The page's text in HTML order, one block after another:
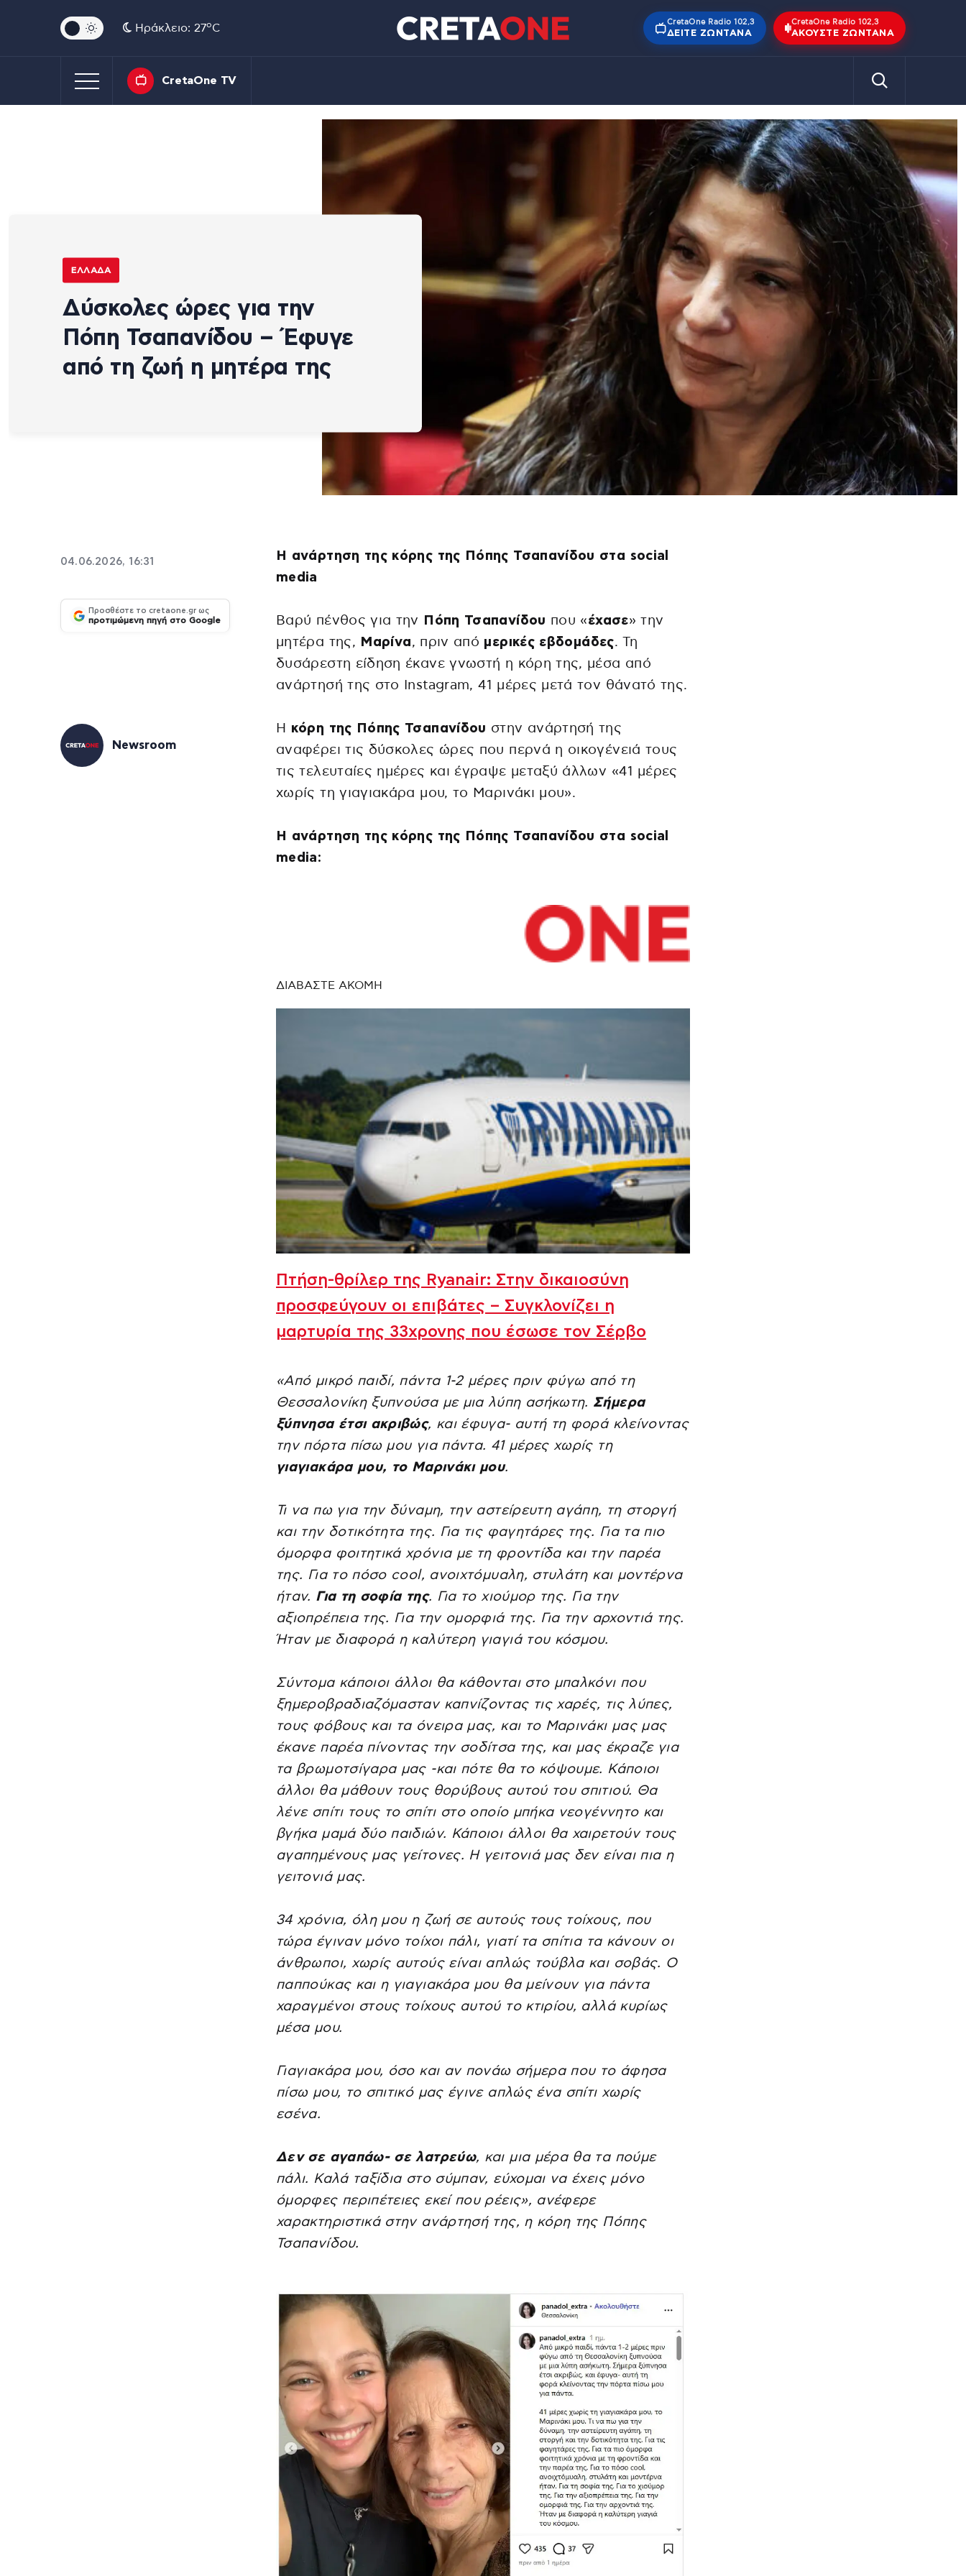
Ηράκλειο: 27oC
CretaOne Radio 102,3
ΔΕΊΤΕ ΖΩΝΤΑΝΆ
CretaOne Radio 102,3
ΑΚΟΎΣΤΕ ΖΩΝΤΑΝΆ
CretaOne TV
ΕΛΛΆΔΑ
Δύσκολες ώρες για την
Πόπη Τσαπανίδου – Έφυγε
από τη ζωή η μητέρα της
04.06.2026, 16:31
Προσθέστε το cretaone.gr ως
προτιμώμενη πηγή στο Google
Newsroom
Η ανάρτηση της κόρης της Πόπης Τσαπανίδου στα social
media
Βαρύ πένθος για την Πόπη Τσαπανίδου που «έχασε» την
μητέρα της, Μαρίνα, πριν από μερικές εβδομάδες. Τη
δυσάρεστη είδηση έκανε γνωστή η κόρη της, μέσα από
ανάρτησή της στο Instagram, 41 μέρες μετά τον θάνατό της.
H κόρη της Πόπης Τσαπανίδου στην ανάρτησή της
αναφέρει τις δύσκολες ώρες που περνά η οικογένειά τους
τις τελευταίες ημέρες και έγραψε μεταξύ άλλων «41 μέρες
χωρίς τη γιαγιακάρα μου, το Μαρινάκι μου».
Η ανάρτηση της κόρης της Πόπης Τσαπανίδου στα social
media:
ΔΙΑΒΑΣΤΕ ΑΚΟΜΗ
Πτήση-θρίλερ της Ryanair: Στην δικαιοσύνη
προσφεύγουν οι επιβάτες – Συγκλονίζει η
μαρτυρία της 33χρονης που έσωσε τον Σέρβο
«Από μικρό παιδί, πάντα 1-2 μέρες πριν φύγω από τη
Θεσσαλονίκη ξυπνούσα με μια λύπη ασήκωτη. Σήμερα
ξύπνησα έτσι ακριβώς, και έφυγα- αυτή τη φορά κλείνοντας
την πόρτα πίσω μου για πάντα. 41 μέρες χωρίς τη
γιαγιακάρα μου, το Μαρινάκι μου.
Τι να πω για την δύναμη, την αστείρευτη αγάπη, τη στοργή
και την δοτικότητα της. Για τις φαγητάρες της. Για τα πιο
όμορφα φοιτητικά χρόνια με τη φροντίδα και την παρέα
της. Για το πόσο cool, ανοιχτόμυαλη, στυλάτη και μοντέρνα
ήταν. Για τη σοφία της. Για το χιούμορ της. Για την
αξιοπρέπεια της. Για την ομορφιά της. Για την αρχοντιά της.
Ήταν με διαφορά η καλύτερη γιαγιά του κόσμου.
Σύντομα κάποιοι άλλοι θα κάθονται στο μπαλκόνι που
ξημεροβραδιαζόμασταν καπνίζοντας τις χαρές, τις λύπες,
τους φόβους και τα όνειρα μας, και το Μαρινάκι μας μας
έκανε παρέα πίνοντας την σοδίτσα της, και μας έκραζε για
τα βρωμοτσίγαρα μας -και πότε θα το κόψουμε. Κάποιοι
άλλοι θα μάθουν τους θορύβους αυτού του σπιτιού. Θα
λένε σπίτι τους το σπίτι στο οποίο μπήκα νεογέννητο και
βγήκα μαμά δύο παιδιών. Κάποιοι άλλοι θα χαιρετούν τους
αγαπημένους μας γείτονες. Η γειτονιά μας δεν είναι πια η
γειτονιά μας.
34 χρόνια, όλη μου η ζωή σε αυτούς τους τοίχους, που
τώρα έγιναν μόνο τοίχοι πάλι, γιατί τα σπίτια τα κάνουν οι
άνθρωποι, χωρίς αυτούς είναι απλώς τούβλα και σοβάς. Ο
παππούκας και η γιαγιακάρα μου θα μείνουν για πάντα
χαραγμένοι στους τοίχους αυτού το κτιρίου, αλλά κυρίως
μέσα μου.
Γιαγιακάρα μου, όσο και αν πονάω σήμερα που το άφησα
πίσω μου, το σπιτικό μας έγινε απλώς ένα σπίτι χωρίς
εσένα.
Δεν σε αγαπάω- σε λατρεύω, και μια μέρα θα τα πούμε
πάλι. Καλά ταξίδια στο σύμπαν, εύχομαι να έχεις μόνο
όμορφες περιπέτειες εκεί που ρέεις», ανέφερε
χαρακτηριστικά στην ανάρτησή της, η κόρη της Πόπης
Τσαπανίδου.